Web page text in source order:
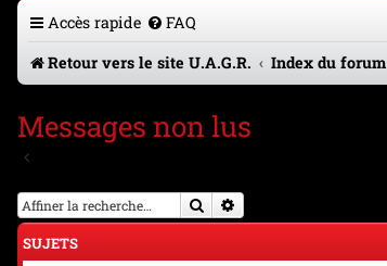
Accès rapide FAQ
Retour vers le site U.A.G.R.
Index du forum
Messages non lus
Rechercher
SUJETS